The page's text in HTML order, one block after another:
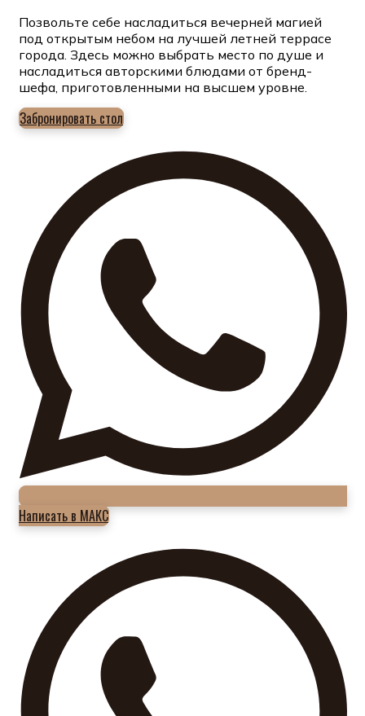
Позвольте себе насладиться вечерней магией
под открытым небом на лучшей летней террасе
города. Здесь можно выбрать место по душе и
насладиться авторскими блюдами от бренд-
шефа, приготовленными на высшем уровне.
Забронировать стол
Написать в МАКС